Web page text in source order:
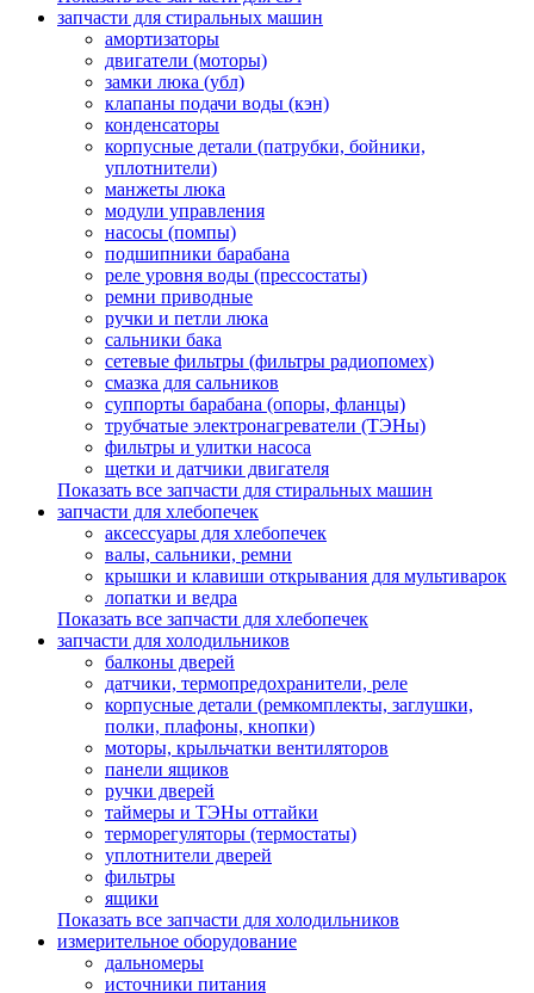
запчасти для стиральных машин
амортизаторы
двигатели (моторы)
замки люка (убл)
клапаны подачи воды (кэн)
конденсаторы
корпусные детали (патрубки, бойники,
уплотнители)
манжеты люка
модули управления
насосы (помпы)
подшипники барабана
реле уровня воды (прессостаты)
ремни приводные
ручки и петли люка
сальники бака
сетевые фильтры (фильтры радиопомех)
смазка для сальников
суппорты барабана (опоры, фланцы)
трубчатые электронагреватели (ТЭНы)
фильтры и улитки насоса
щетки и датчики двигателя
Показать все запчасти для стиральных машин
запчасти для хлебопечек
аксессуары для хлебопечек
валы, сальники, ремни
крышки и клавиши открывания для мультиварок
лопатки и ведра
Показать все запчасти для хлебопечек
запчасти для холодильников
балконы дверей
датчики, термопредохранители, реле
корпусные детали (ремкомплекты, заглушки,
полки, плафоны, кнопки)
моторы, крыльчатки вентиляторов
панели ящиков
ручки дверей
таймеры и ТЭНы оттайки
терморегуляторы (термостаты)
уплотнители дверей
фильтры
ящики
Показать все запчасти для холодильников
измерительное оборудование
дальномеры
источники питания